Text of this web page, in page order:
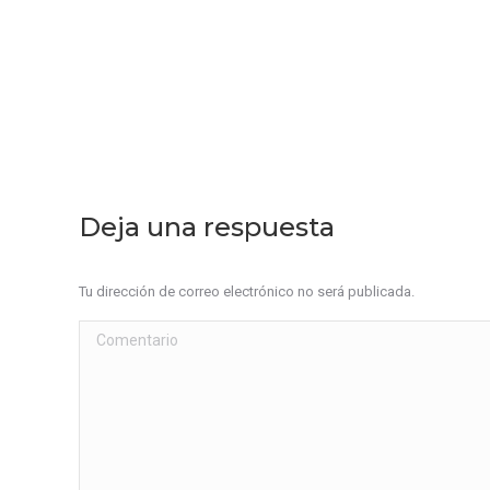
Deja una respuesta
Tu dirección de correo electrónico no será publicada.
Comentario